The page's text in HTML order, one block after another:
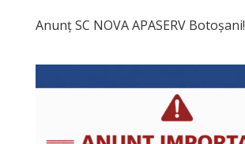
Anunț SC NOVA APASERV Botoșani!